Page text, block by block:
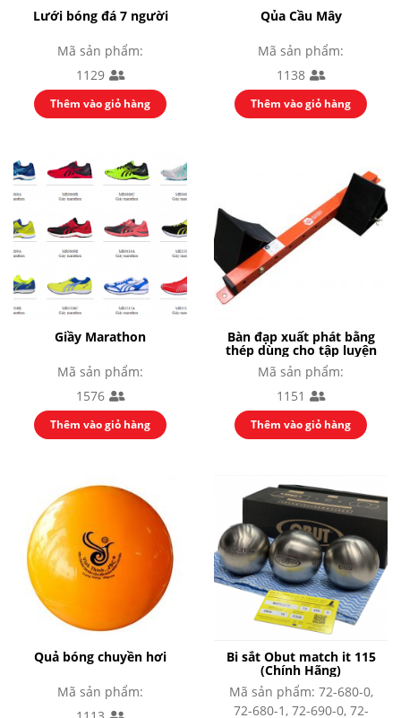
Lưới bóng đá 7 người
Mã sản phẩm:
1129
Thêm vào giỏ hàng
Qủa Cầu Mây
Mã sản phẩm:
1138
Thêm vào giỏ hàng
Giầy Marathon
Mã sản phẩm:
1576
Thêm vào giỏ hàng
Bàn đạp xuất phát bằng
thép dùng cho tập luyện
Mã sản phẩm:
1151
Thêm vào giỏ hàng
Quả bóng chuyền hơi
Mã sản phẩm:
Bi sắt Obut match it 115
(Chính Hãng)
Mã sản phẩm: 72-680-0,
72-680-1, 72-690-0, 72-